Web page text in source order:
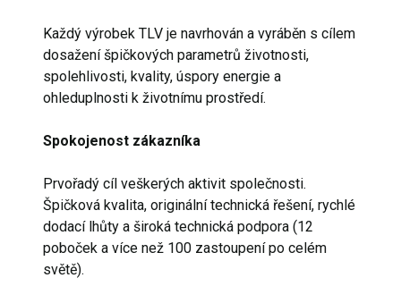
Každý výrobek TLV je navrhován a vyráběn s cílem
dosažení špičkových parametrů životnosti,
spolehlivosti, kvality, úspory energie a
ohleduplnosti k životnímu prostředí.
Spokojenost zákazníka
Prvořadý cíl veškerých aktivit společnosti.
Špičková kvalita, originální technická řešení, rychlé
dodací lhůty a široká technická podpora (12
poboček a více než 100 zastoupení po celém
světě).